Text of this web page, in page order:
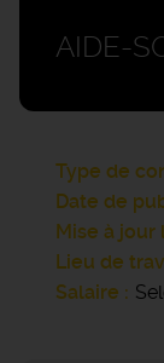
AIDE-
Type de
Date de
Mise à jour
Lieu de
Salaire